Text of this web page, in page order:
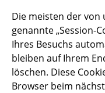
Die meisten der von
genannte „Session-
Ihres Besuchs
bleiben auf Ihrem
löschen. Diese
Browser beim